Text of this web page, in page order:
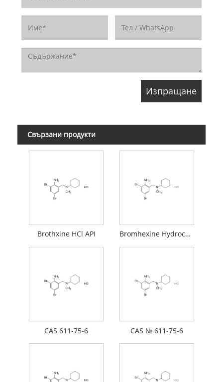
Свързани продукти
Brothxine HCl API Bromhexine Hydrochloride API
CAS 611-75-6 CAS № 611-75-6